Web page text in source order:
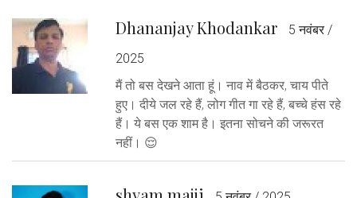
Dhananjay Khodankar
5 नवंबर /
2025
मैं तो बस देखने आता हूं। नाव में बैठकर, चाय पीते
हुए। दीये जल रहे हैं, लोग गीत गा रहे हैं, बच्चे हंस रहे
हैं। ये बस एक शाम है। इतना सोचने की जरूरत
नहीं। 😌